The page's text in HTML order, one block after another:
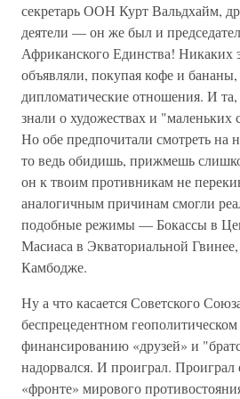
секретарь ООН Курт Вальдхайм,
деятели — он же был и
Африканского Единства! Никаких
объявляли, покупая кофе и
дипломатические отношения. И та,
знали о художествах и "маленьких
Но обе предпочитали смотреть на
то ведь обидишь, прижмешь
он к твоим противникам не
аналогичным причинам смогли
подобные режимы — Бокассы в
Масиаса в Экваториальной
Камбодже.
Ну а что касается Советского
беспрецедентном
финансированию «друзей» и
надорвался. И проиграл.
«фронте» мирового